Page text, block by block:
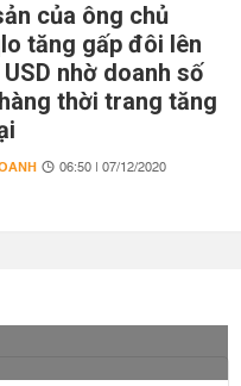
của ông chủ
tăng gấp đôi lên
nhờ doanh số
thời trang tăng
06:50 | 07/12/2020